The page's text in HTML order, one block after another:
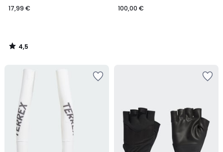
17,99 €
4,5
/
100,00 €